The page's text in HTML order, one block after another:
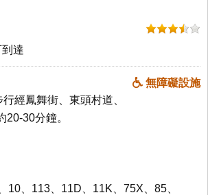
達
無障礙設施
經鳳舞街、東頭村道
20-30分鐘。
10、113、11D、11K、75X、85、